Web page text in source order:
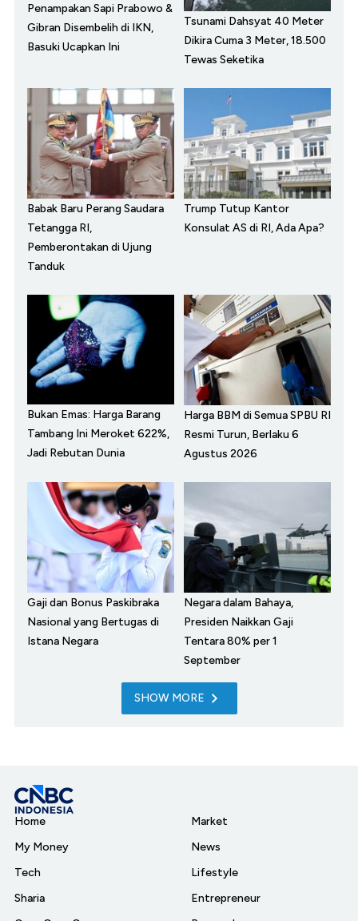
Penampakan Sapi Prabowo &
Gibran Disembelih di IKN,
Basuki Ucapkan Ini
Tsunami Dahsyat 40 Meter
Dikira Cuma 3 Meter, 18.500
Tewas Seketika
Babak Baru Perang Saudara
Tetangga RI,
Pemberontakan di Ujung
Tanduk
Trump Tutup Kantor
Konsulat AS di RI, Ada Apa?
Bukan Emas: Harga Barang
Tambang Ini Meroket 622%,
Jadi Rebutan Dunia
Harga BBM di Semua SPBU RI
Resmi Turun, Berlaku 6
Agustus 2026
Gaji dan Bonus Paskibraka
Nasional yang Bertugas di
Istana Negara
Negara dalam Bahaya,
Presiden Naikkan Gaji
Tentara 80% per 1
September
SHOW MORE
Home
My Money
Tech
Sharia
Market
News
Lifestyle
Entrepreneur